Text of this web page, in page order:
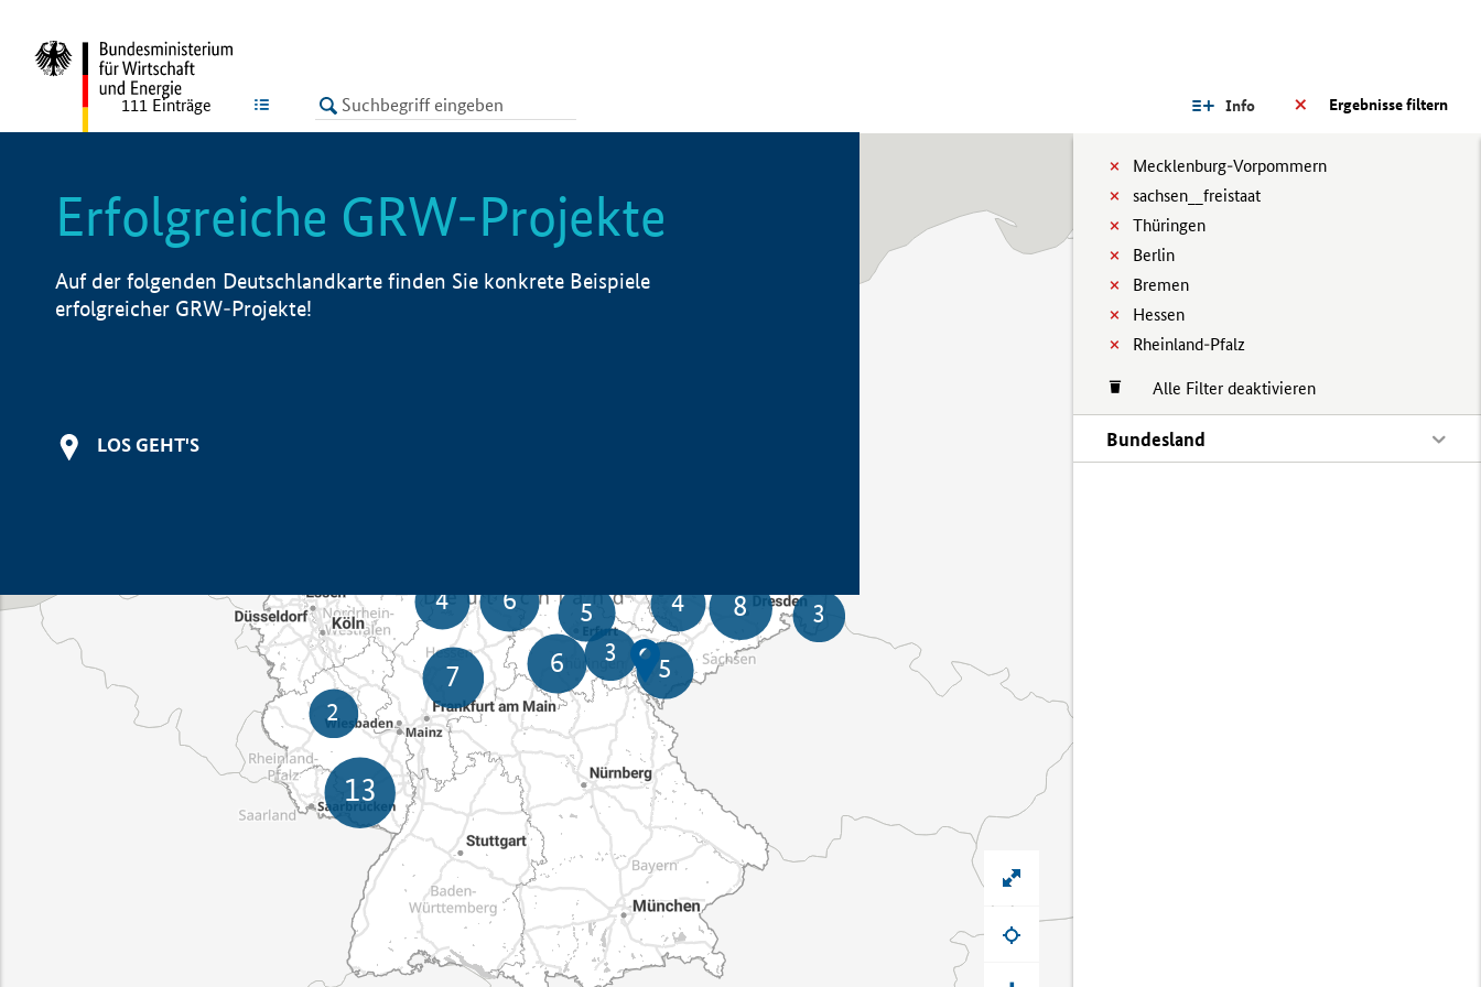
LISTE Ergebnisse filtern
Info
Mecklenburg-Vorpommern
sachsen__freistaat
Thüringen
Berlin
Bremen
Hessen
Rheinland-Pfalz
Alle Filter deaktivieren
Bundesland
111 Einträge
Erfolgreiche GRW-Projekte
Auf der folgenden Deutschlandkarte finden Sie konkrete Beispiele
erfolgreicher GRW-Projekte!
LOS GEHT'S